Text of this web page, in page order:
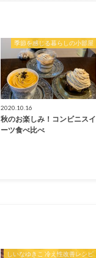
季節を感じる暮らしの小部屋
2020.10.16
秋のお楽しみ！コンビニスイ
ーツ食べ比べ
しいなゆきこ 冷え性改善レシピ